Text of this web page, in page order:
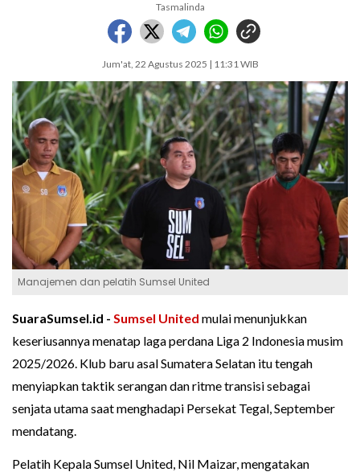
Tasmalinda
Jum'at, 22 Agustus 2025 | 11:31 WIB
Manajemen dan pelatih Sumsel United
SuaraSumsel.id - Sumsel United mulai menunjukkan
keseriusannya menatap laga perdana Liga 2 Indonesia musim
2025/2026. Klub baru asal Sumatera Selatan itu tengah
menyiapkan taktik serangan dan ritme transisi sebagai
senjata utama saat menghadapi Persekat Tegal, September
mendatang.
Pelatih Kepala Sumsel United, Nil Maizar, mengatakan